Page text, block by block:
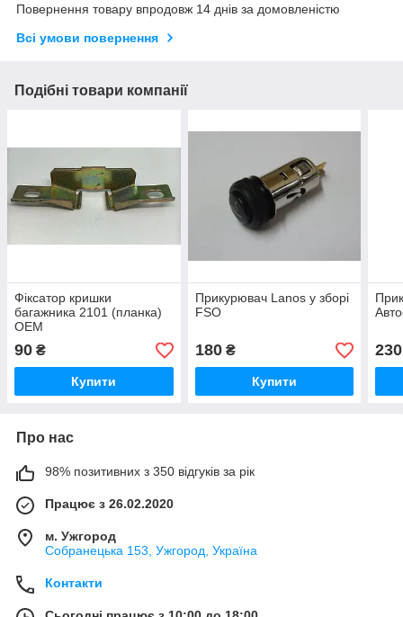
Повернення товару впродовж 14 днів за домовленістю
Всі умови повернення
Подібні товари компанії
Фіксатор кришки
багажника 2101 (планка)
OEM
90 ₴
Купити
Прикурювач Lanos у зборі
FSO
180₴
Купити
230
Про нас
98% позитивних з 350 відгуків за рік
Працює з 26.02.2020
м. Ужгород
Собранецька 153, Ужгород, Україна
Контакти